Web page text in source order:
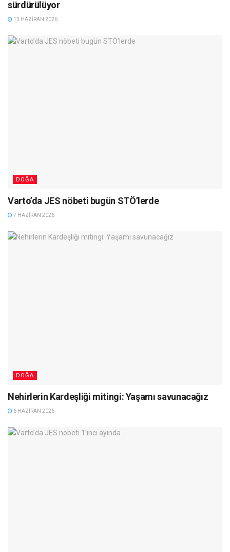
sürdürülüyor
13 HAZIRAN 2026
DOĞA
Varto’da JES nöbeti bugün STÖ’lerde
7 HAZIRAN 2026
DOĞA
Nehirlerin Kardeşliği mitingi: Yaşamı savunacağız
6 HAZIRAN 2026